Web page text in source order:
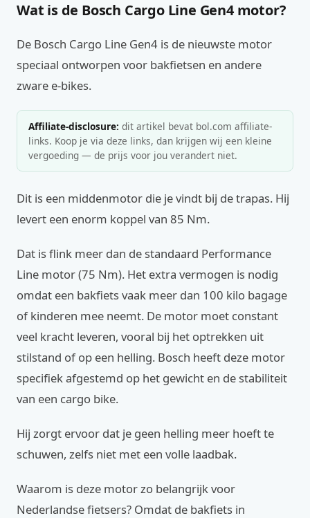
Wat is de Bosch Cargo Line Gen4 motor?
De Bosch Cargo Line Gen4 is de nieuwste motor
speciaal ontworpen voor bakfietsen en andere
zware e-bikes.
Affiliate-disclosure: dit artikel bevat bol.com affiliate-
links. Koop je via deze links, dan krijgen wij een kleine
vergoeding — de prijs voor jou verandert niet.
Dit is een middenmotor die je vindt bij de trapas. Hij
levert een enorm koppel van 85 Nm.
Dat is flink meer dan de standaard Performance
Line motor (75 Nm). Het extra vermogen is nodig
omdat een bakfiets vaak meer dan 100 kilo bagage
of kinderen mee neemt. De motor moet constant
veel kracht leveren, vooral bij het optrekken uit
stilstand of op een helling. Bosch heeft deze motor
specifiek afgestemd op het gewicht en de stabiliteit
van een cargo bike.
Hij zorgt ervoor dat je geen helling meer hoeft te
schuwen, zelfs niet met een volle laadbak.
Waarom is deze motor zo belangrijk voor
Nederlandse fietsers? Omdat de bakfiets in